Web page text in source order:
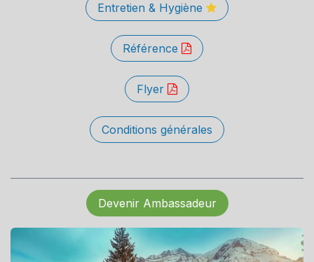
Entretien & Hygiène
Référence
Flyer
Conditions générales
Devenir Ambassadeur